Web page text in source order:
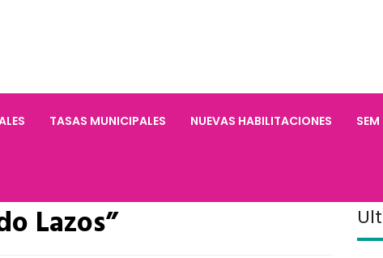
TASAS MUNICIPALES NUEVAS HABILITACIONES SEM
Lazos”